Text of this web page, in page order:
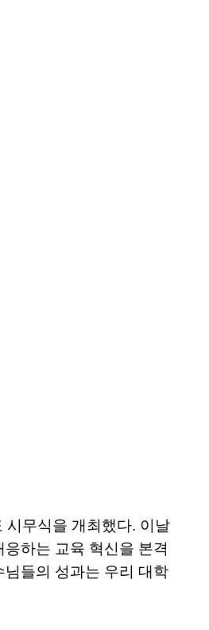
시무식을 개최했다. 이날
하는 교육 혁신을 본격
들의 성과는 우리 대학